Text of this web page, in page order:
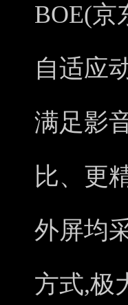
BOE(京
自适应
满足影
比、更
外屏均
方式,极